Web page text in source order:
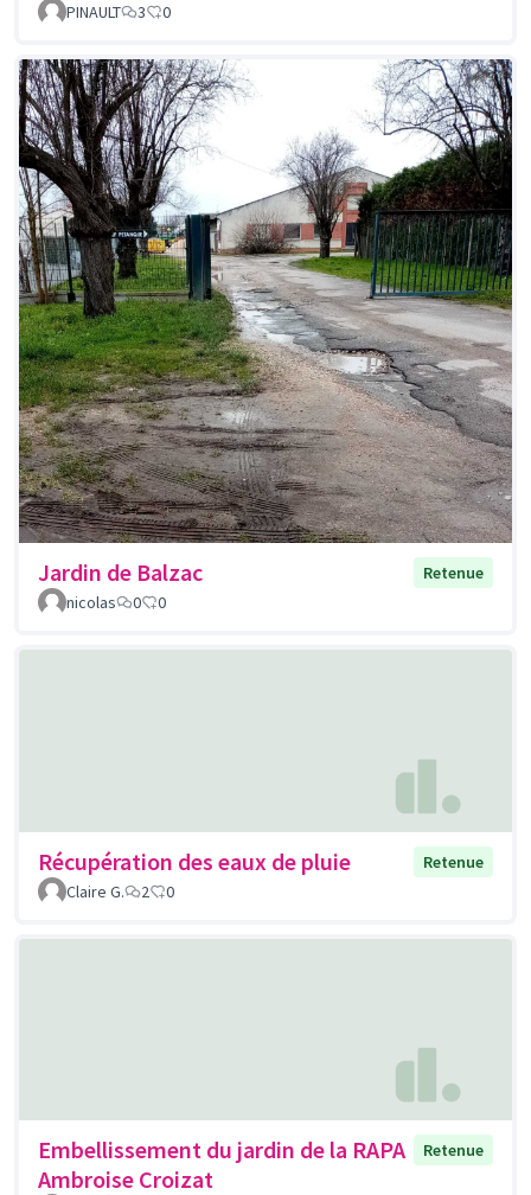
PINAULT 3 0
Jardin de Balzac
Retenue
nicolas
0 0
Récupération des eaux de pluie
Retenue
Claire G.
2 0
Embellissement du jardin de la RAPA
Ambroise Croizat
Retenue